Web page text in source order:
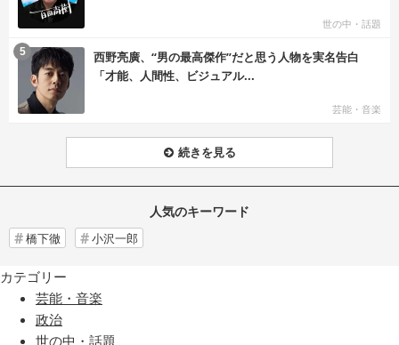
世の中・話題
西野亮廣、“男の最高傑作”だと思う人物を実名告白
「才能、人間性、ビジュアル...
芸能・音楽
5
続きを見る
人気のキーワード
橋下徹 小沢一郎
カテゴリー
芸能・音楽
政治
世の中・話題